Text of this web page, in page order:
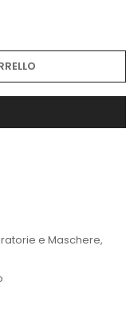
e Maschere,